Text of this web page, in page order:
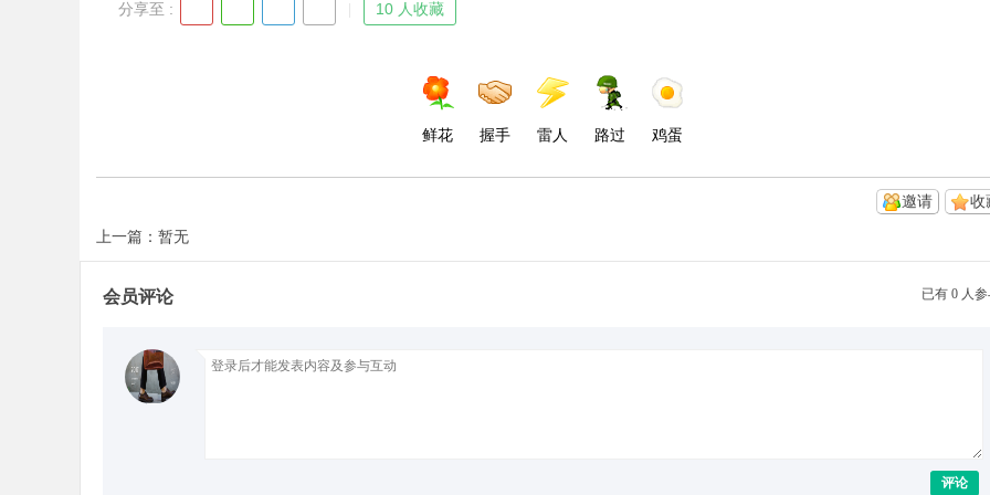
分享至 : 10 人收藏
鲜花 握手 雷人 路过 鸡蛋
收
邀请
上一篇：暂无
已有 0 人
会员评论
评论